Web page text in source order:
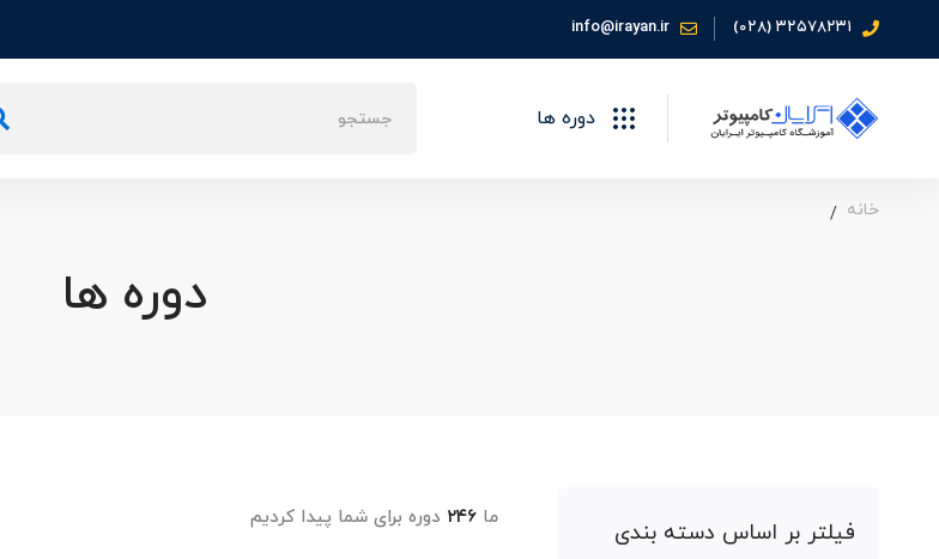
۳۲۵۷۸۲۳۱ (۰۲۸) info@irayan.ir
دوره ها
برای:
خانه
دوره ها
فیلتر بر اساس دسته بندی
ما۲۴۶ دوره برای شما پیدا کردیم